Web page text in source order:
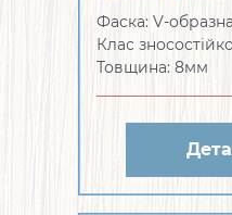
Фаска: V-
Клас
Товщина: 8мм